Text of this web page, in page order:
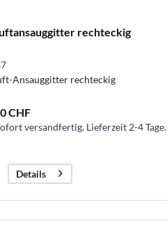
rechteckig
Ansauggitter rechteckig
CHF
versandfertig. Lieferzeit 2-4 Tage.
Details